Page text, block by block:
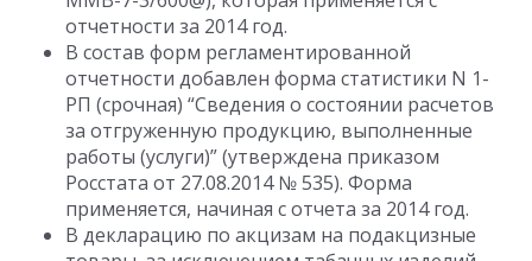
отчетности за 2014 год.
В состав форм регламентированной
отчетности добавлен форма статистики N 1-
РП (срочная) “Сведения о состоянии расчетов
за отгруженную продукцию, выполненные
работы (услуги)” (утверждена приказом
Росстата от 27.08.2014 № 535). Форма
применяется, начиная с отчета за 2014 год.
В декларацию по акцизам на подакцизные